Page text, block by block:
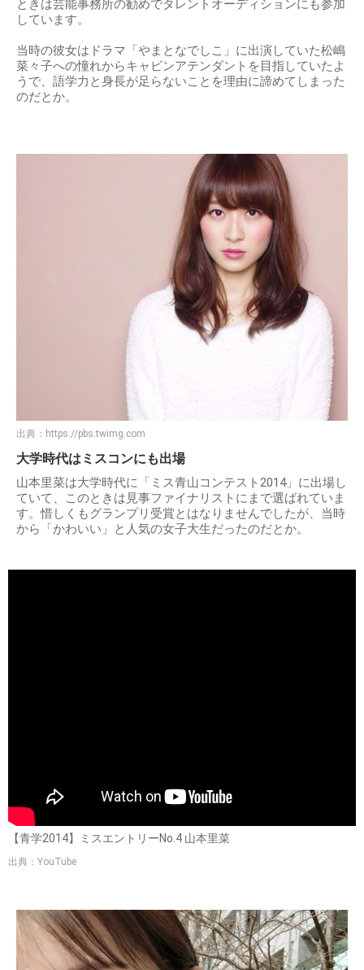
ときは芸能事務所の勧めでタレントオーディションにも参加
しています。
当時の彼女はドラマ「やまとなでしこ」に出演していた松嶋
菜々子への憧れからキャビンアテンダントを目指していたよ
うで、語学力と身長が足らないことを理由に諦めてしまった
のだとか。
出典： https://pbs.twimg.com
大学時代はミスコンにも出場
山本里菜は大学時代に「ミス青山コンテスト2014」に出場し
ていて、このときは見事ファイナリストにまで選ばれていま
す。惜しくもグランプリ受賞とはなりませんでしたが、当時
から「かわいい」と人気の女子大生だったのだとか。
【青学2014】ミスエントリーNo.4 山本里菜
出典：YouTube